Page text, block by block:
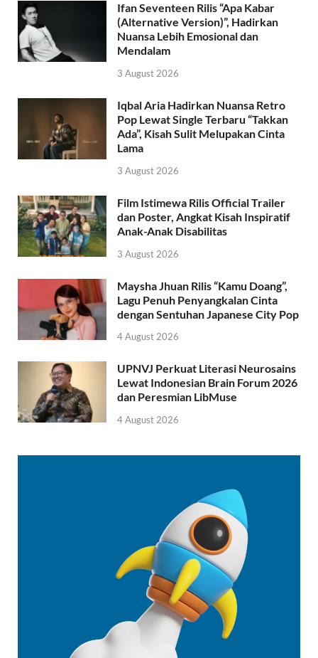
Ifan Seventeen Rilis “Apa Kabar
(Alternative Version)”, Hadirkan
Nuansa Lebih Emosional dan
Mendalam
3 August 2026
Iqbal Aria Hadirkan Nuansa Retro
Pop Lewat Single Terbaru “Takkan
Ada”, Kisah Sulit Melupakan Cinta
Lama
3 August 2026
Film Istimewa Rilis Official Trailer
dan Poster, Angkat Kisah Inspiratif
Anak-Anak Disabilitas
3 August 2026
Maysha Jhuan Rilis “Kamu Doang”,
Lagu Penuh Penyangkalan Cinta
dengan Sentuhan Japanese City Pop
4 August 2026
UPNVJ Perkuat Literasi Neurosains
Lewat Indonesian Brain Forum 2026
dan Peresmian LibMuse
4 August 2026